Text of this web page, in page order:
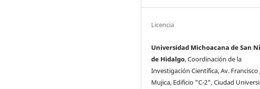
Licencia
Universidad Michoacana de San
de Hidalgo, Coordinación de la
Investigación Cientí­fica, Av. Francisco
Mujica, Edificio "C-2", Ciudad